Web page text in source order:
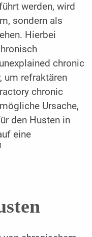
werden, wird
sondern als
Hierbei
chronic
um refraktären
chronic
Ursache,
den Husten in
eine